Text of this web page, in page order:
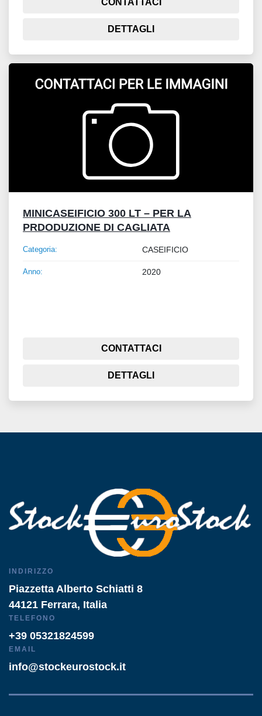
CONTATTACI
DETTAGLI
MINICASEIFICIO 300 LT – PER LA
PRDODUZIONE DI CAGLIATA
Categoria: CASEIFICIO
Anno: 2020
CONTATTACI
DETTAGLI
INDIRIZZO
Piazzetta Alberto Schiatti 8
44121 Ferrara, Italia
TELEFONO
+39 05321824599
EMAIL
info@stockeurostock.it